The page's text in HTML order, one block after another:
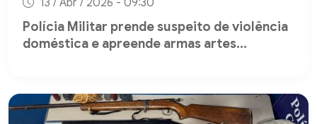
13 / Abr / 2026 - 09:30
Polícia Militar prende suspeito de violência
doméstica e apreende armas artes...